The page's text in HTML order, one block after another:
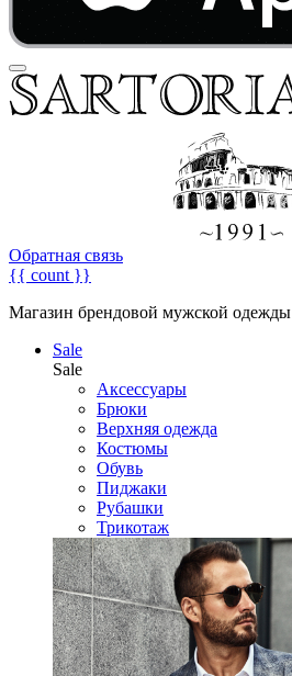
Обратная связь
{{ count }}
Магазин брендовой мужской одежды
Sale
Sale
Аксессуары
Брюки
Верхняя одежда
Костюмы
Обувь
Пиджаки
Рубашки
Трикотаж